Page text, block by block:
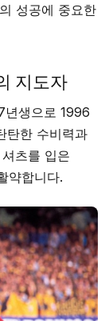
성공에 중요한
지도자
생으로 1996
탄한 수비력과
츠를 입은
약합니다.